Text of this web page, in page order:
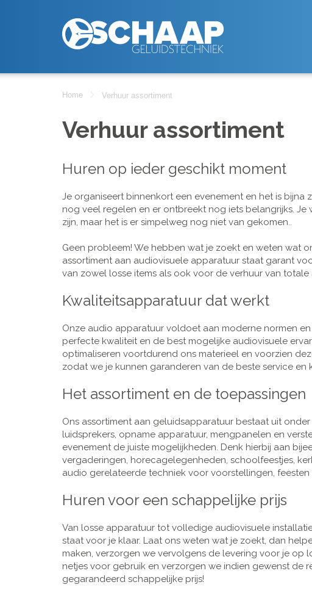
Home Verhuur assortiment
Verhuur assortiment
Huren op ieder geschikt moment
Je organiseert binnenkort een evenement en het is bijna
nog veel regelen en er ontbreekt nog iets belangrijks.
zijn, maar het is er simpelweg nog niet van gekomen..
Geen probleem! We hebben wat je zoekt en weten wat
assortiment aan audiovisuele apparatuur staat garant
van zowel losse items als ook voor de verhuur van totale
Kwaliteitsapparatuur dat werkt
Onze audio apparatuur voldoet aan moderne normen
perfecte kwaliteit en de best mogelijke audiovisuele
optimaliseren voortdurend ons materieel en voorzien
zodat we je kunnen garanderen van de beste service
Het assortiment en de toepassingen
Ons assortiment aan geluidsapparatuur bestaat uit
luidsprekers, opname apparatuur, mengpanelen en
evenement de juiste mogelijkheden. Denk hierbij aan
vergaderingen, horecagelegenheden, schoolfeestjes,
audio gerelateerde techniek voor voorstellingen, feesten
Huren voor een schappelijke prijs
Van losse apparatuur tot volledige audiovisuele
staat voor je klaar. Laat ons weten wat je zoekt, dan
maken, verzorgen we vervolgens de levering voor je op
netjes voor gebruik en verzorgen we indien gewenst de
gegarandeerd schappelijke prijs!